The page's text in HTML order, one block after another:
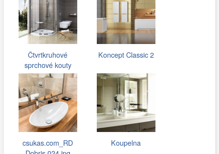
Čtvrtkruhové
sprchové kouty
Koncept Classic 2
csukas.com_RD
Koupelna